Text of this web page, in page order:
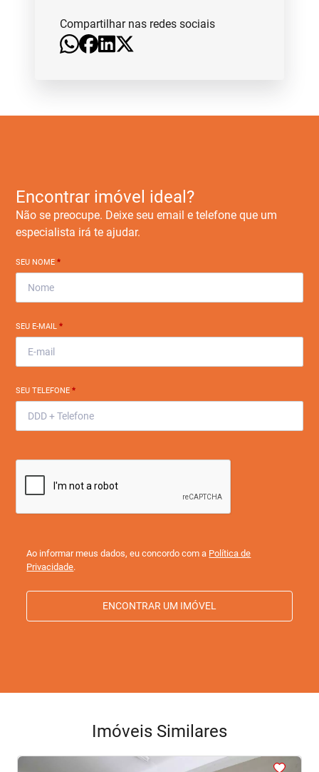
Compartilhar nas redes sociais
Encontrar imóvel ideal?
Não se preocupe. Deixe seu email e telefone que um
especialista irá te ajudar.
SEU NOME*
SEU E-MAIL*
SEU TELEFONE*
Ao informar meus dados, eu concordo com a Política de
Privacidade.
ENCONTRAR UM IMÓVEL
Imóveis Similares
<